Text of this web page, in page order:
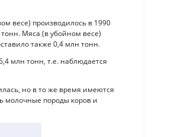
весе) производилось в 1990
Мяса (в убойном весе)
также 0,4 млн тонн.
млн тонн, т.е. наблюдается
но в то же время имеются
молочные породы коров и